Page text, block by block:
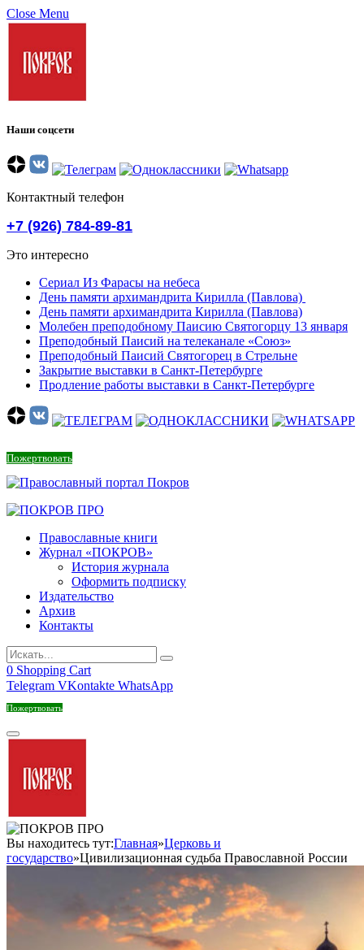
Close Menu
Наши соцсети
Контактный телефон
+7 (926) 784-89-81
Это интересно
Сериал Из Фарасы на небеса
День памяти архимандрита Кирилла (Павлова)
День памяти архимандрита Кирилла (Павлова)
Молебен преподобному Паисию Святогорцу 13 января
Преподобный Паисий на телеканале «Союз»
Преподобный Паисий Святогорец в Стрельне
Закрытие выставки в Санкт-Петербурге
Продление работы выставки в Санкт-Петербурге
Пожертвовать
Православные книги
Журнал «ПОКРОВ»
История журнала
Оформить подписку
Издательство
Архив
Контакты
0 Shopping Cart
Telegram VKontakte WhatsApp
Пожертвовать
Вы находитесь тут:Главная»Церковь и
государство»Цивилизационная судьба Православной России